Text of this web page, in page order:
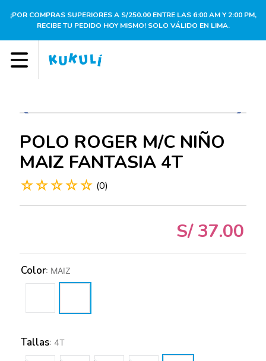
¡POR COMPRAS SUPERIORES A S/250.00 ENTRE LAS 6:00 AM Y 2:00 PM,
RECIBE TU PEDIDO HOY MISMO! SOLO VÁLIDO EN LIMA.
POLO ROGER M/C NIÑO
MAIZ FANTASIA 4T
☆☆☆☆☆ (0)
S/ 37.00
Tallas: 4T
Color: MAIZ